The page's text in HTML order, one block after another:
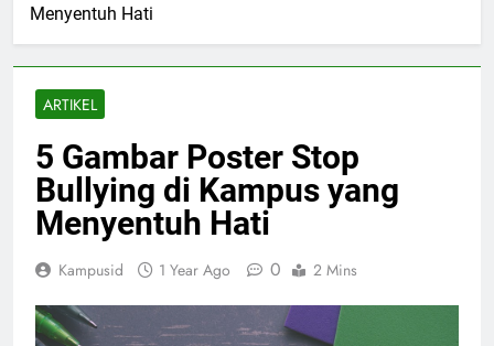
Menyentuh Hati
ARTIKEL
5 Gambar Poster Stop
Bullying di Kampus yang
Menyentuh Hati
Kampusid 1 Year Ago 0 2 Mins